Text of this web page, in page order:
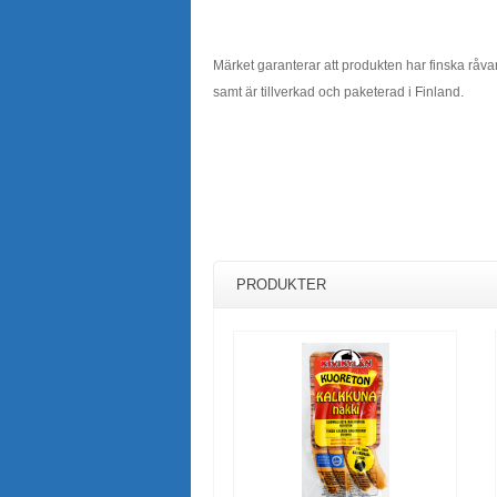
Märket garanterar att produkten har finska
samt är tillverkad och paketerad i Finland.
PRODUKTER